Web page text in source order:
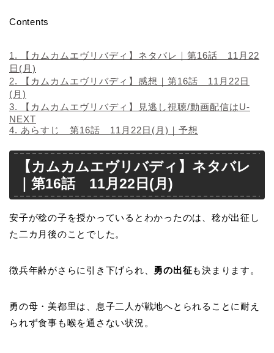
Contents
1.
【カムカムエヴリバディ】ネタバレ｜第16話 11月22
日(月)
2.
【カムカムエヴリバディ】感想｜第16話 11月22日
(月)
3.
【カムカムエヴリバディ】見逃し視聴/動画配信はU-
NEXT
4. あらすじ 第16話 11月22日(月)｜予想
【カムカムエヴリバディ】ネタバレ
｜第16話 11月22日(月)
安子が稔の子を授かっているとわかったのは、稔が出征し
た二カ月後のことでした。
徴兵年齢がさらに引き下げられ、 勇の出征も決まります。
勇の母・美都里は、息子二人が戦地へとられることに耐え
られず食事も喉を通さない状況。